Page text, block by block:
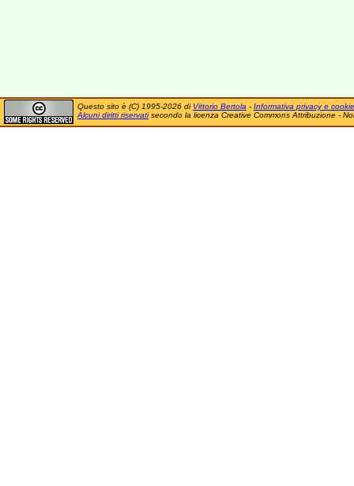
Questo sito è (C) 1995-2026 di Vittorio Bertola - Informativa privacy e cookie
Alcuni diritti riservatisecondo la licenza Creative Commons Attribuzione -